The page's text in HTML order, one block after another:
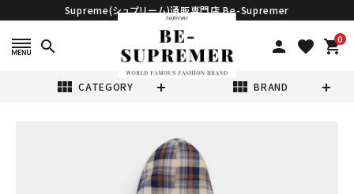
Supreme(シュプリーム)通販専門店 Be-Supremer
search person favorite 0
shopping_cart
view_module CATEGORY view_module BRAND